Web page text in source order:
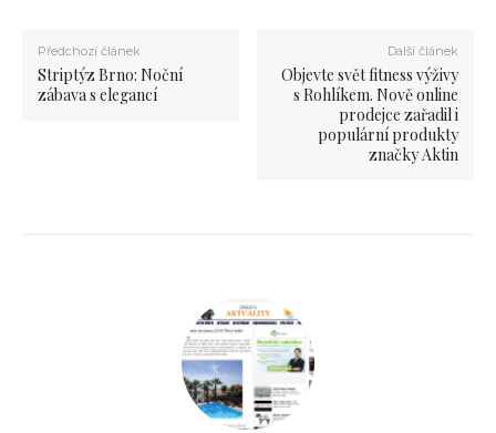
Předchozí článek
Striptýz Brno: Noční
zábava s elegancí
Další článek
Objevte svět fitness výživy
s Rohlíkem. Nově online
prodejce zařadil i
populární produkty
značky Aktin